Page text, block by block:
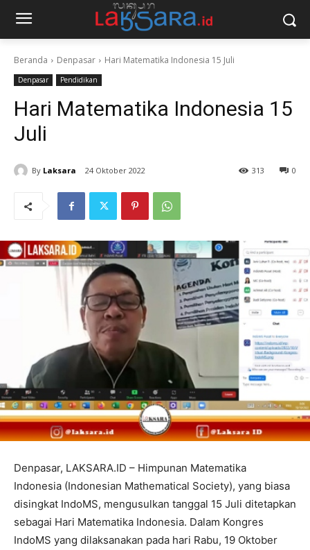
Beranda Denpasar Hari Matematika Indonesia 15 Juli
Denpasar Pendidikan
Hari Matematika Indonesia 15
Juli
By Laksara 24 Oktober 2022 0
313
Denpasar, LAKSARA.ID – Himpunan Matematika
Indonesia (Indonesian Mathematical Society), yang biasa
disingkat IndoMS, mengusulkan tanggal 15 Juli ditetapkan
sebagai Hari Matematika Indonesia. Dalam Kongres
IndoMS yang dilaksanakan pada hari Rabu, 19 Oktober